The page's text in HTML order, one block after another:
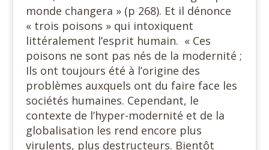
monde changera » (p 268). Et il dénonce
« trois poisons » qui intoxiquent
littéralement l’esprit humain. « Ces
poisons ne sont pas nés de la modernité ;
Ils ont toujours été à l’origine des
problèmes auxquels ont du faire face les
sociétés humaines. Cependant, le
contexte de l’hyper-modernité et de la
globalisation les rend encore plus
virulents, plus destructeurs. Bientôt